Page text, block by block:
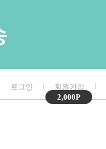
로그인
회원가입
2,000P